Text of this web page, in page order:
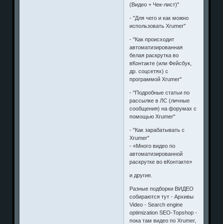
(Видео + Чек-лист)"
- "Для чего и как можно
использовать Xrumer"
- "Как происходит
автоматизированная
белая раскрутка во
вКонтакте (или Фейсбук,
др. соцсетях) с
программой Xrumer"
- "Подробные статьи по
рассылке в ЛС (личные
сообщения) на форумах с
помощью Xrumer"
- "Как зарабатывать с
Xrumer"
- «Много видео по
автоматизированной
раскрутке во вКонтакте»
и другие.
Разные подборки ВИДЕО
собираются тут - Архивы
Video - Search engine
optimization SEO-Topshop -
пока там видео по Xrumer,